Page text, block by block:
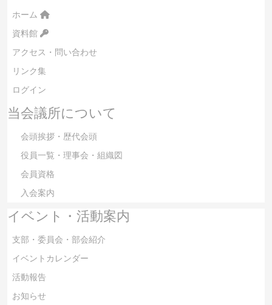
ホーム
資料館
アクセス・問い合わせ
リンク集
ログイン
当会議所について
会頭挨拶・歴代会頭
役員一覧・理事会・組織図
会員資格
入会案内
イベント・活動案内
支部・委員会・部会紹介
イベントカレンダー
活動報告
お知らせ